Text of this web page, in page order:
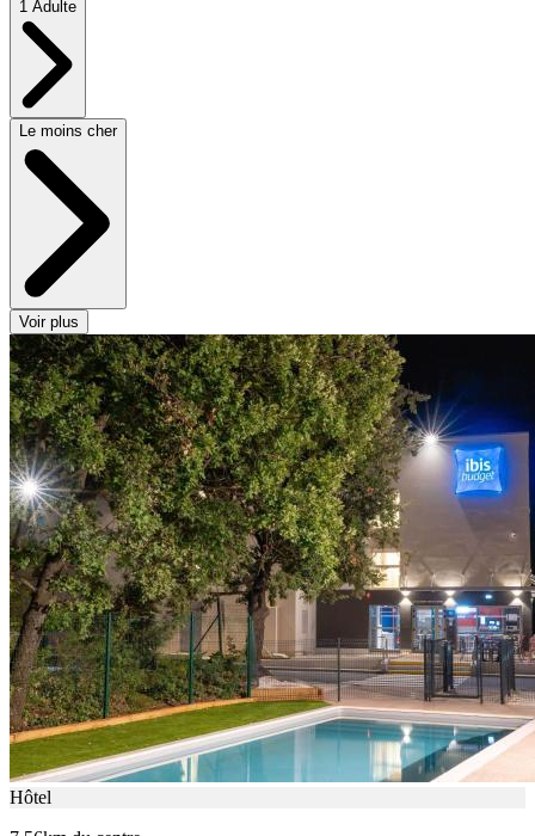
1 Adulte
Le moins cher
Voir plus
Hôtel